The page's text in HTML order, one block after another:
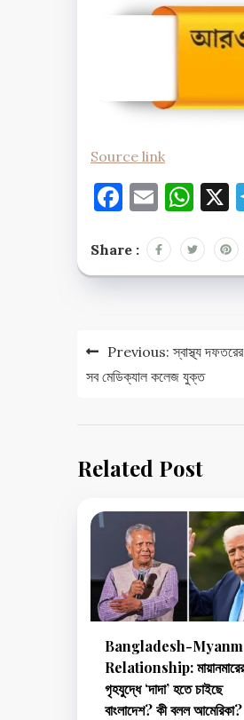
Source link
Facebook
Email
Share :
Post
navigation
Previous: স্বাস্থ্য
সব মেডিক্যাল কলেজ যুক্ত
Related Post
Bangladesh-
Relationship: মায়ানমারের
গৃহযুদ্ধে ‘দাদা’ হতে চাইছে
বাংলাদেশ? কী বলল